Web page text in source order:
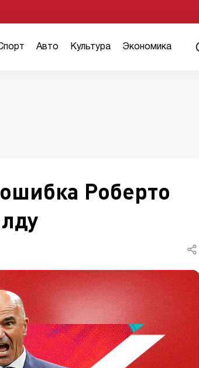
Авто Культура Экономика
Роберто